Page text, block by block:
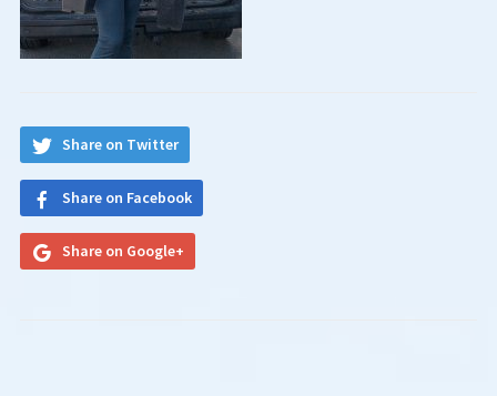
Share on Twitter
Share on Facebook
Share on Google+